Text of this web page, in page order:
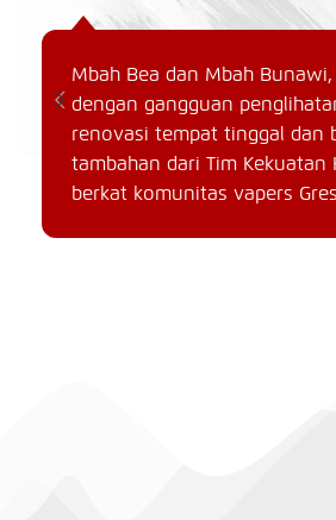
Mbah Bea dan Mbah
dengan gangguan
renovasi tempat tinggal dan
tambahan dari Tim Kekuatan
berkat komunitas vapers